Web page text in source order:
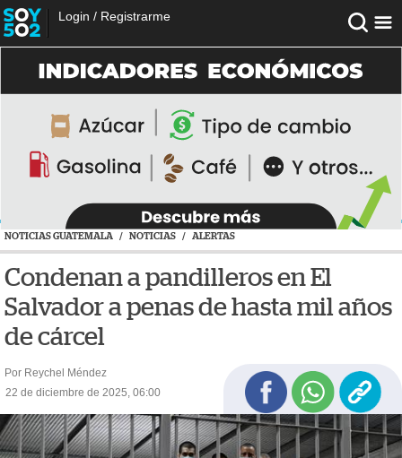
Login / Registrarme
NOTICIAS GUATEMALA / NOTICIAS / ALERTAS
Condenan a pandilleros en El
Salvador a penas de hasta mil años
de cárcel
Por Reychel Méndez
22 de diciembre de 2025, 06:00